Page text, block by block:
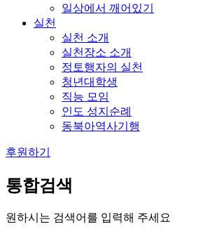
일상에서 깨어있기
실천
실천 소개
실천장소 소개
정토행자의 실천
청년대학생
직능 모임
인도 성지순례
동북아역사기행
후원하기
통합검색
원하시는 검색어를 입력해 주세요